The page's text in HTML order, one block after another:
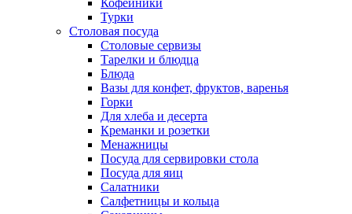
Кофейники
Турки
Столовая посуда
Столовые сервизы
Тарелки и блюдца
Блюда
Вазы для конфет, фруктов, варенья
Горки
Для хлеба и десерта
Креманки и розетки
Менажницы
Посуда для сервировки стола
Посуда для яиц
Салатники
Салфетницы и кольца